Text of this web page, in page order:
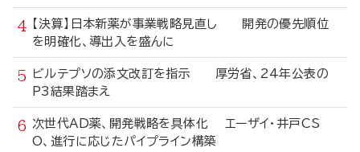
【決算】日本新薬が事業戦略見直し 開発の優先順位
を明確化、導出入を盛んに
ビルテプソの添文改訂を指示 厚労省、24年公表の
P3結果踏まえ
次世代AD薬、開発戦略を具体化 エーザイ・井戸CS
O、進行に応じたパイプライン構築